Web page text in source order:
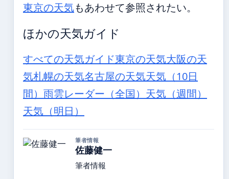
東京の天気もあわせて参照されたい。
ほかの天気ガイド
すべての天気ガイド東京の天気大阪の天
気札幌の天気名古屋の天気天気（10日
間） 雨雲レーダー（全国） 天気（週間）
天気（明日）
筆者情報
佐藤健一
筆者情報